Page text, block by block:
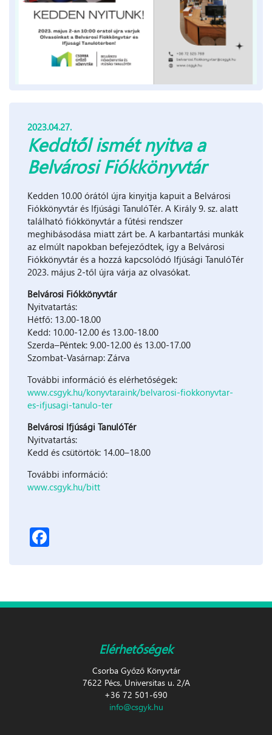
2023.04.27.
Keddtől ismét nyitva a
Belvárosi Fiókkönyvtár
Kedden 10.00 órától újra kinyitja kapuit a Belvárosi
Fiókkönyvtár és Ifjúsági TanulóTér. A Király 9. sz. alatt
található fiókkönyvtár a fűtési rendszer
meghibásodása miatt zárt be. A karbantartási munkák
az elmúlt napokban befejeződtek, így a Belvárosi
Fiókkönyvtár és a hozzá kapcsolódó Ifjúsági TanulóTér
2023. május 2-től újra várja az olvasókat.
Belvárosi Fiókkönyvtár
Nyitvatartás:
Hétfő: 13.00-18.00
Kedd: 10.00-12.00 és 13.00-18.00
Szerda–Péntek: 9.00-12.00 és 13.00-17.00
Szombat-Vasárnap: Zárva
További információ és elérhetőségek:
www.csgyk.hu/konyvtaraink/belvarosi-fiokkonyvtar-
es-ifjusagi-tanulo-ter
Belvárosi Ifjúsági TanulóTér
Nyitvatartás:
Kedd és csütörtök: 14.00–18.00
További információ:
www.csgyk.hu/bitt
Elérhetőségek
Csorba Győző Könyvtár
7622 Pécs, Universitas u. 2/A
+36 72 501-690
info@csgyk.hu